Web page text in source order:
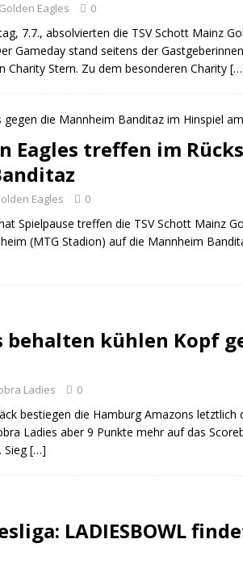
Eagles 0
7.7., absolvierten die TSV Schott Mainz
Gameday stand seitens der
Charity Stern. Zu dem besonderen Charity
Eagles treffen im
Eagles 0
Spielpause treffen die TSV Schott Mainz
(MTG Stadion) auf die Mannheim
behalten kühlen Kopf
Ladies 0
bestiegen die Hamburg Amazons letztlich
Ladies aber 9 Punkte mehr auf das
Sieg[…]
LADIESBOWL